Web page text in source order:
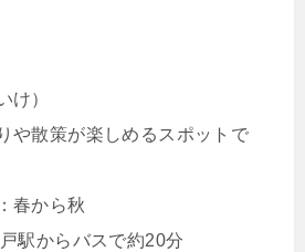
け）
や散策が楽しめるスポットで
春から秋
駅からバスで約20分